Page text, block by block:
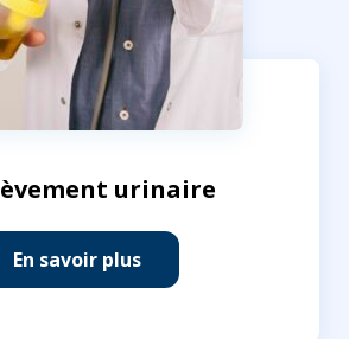
urinaire
En savoir plus